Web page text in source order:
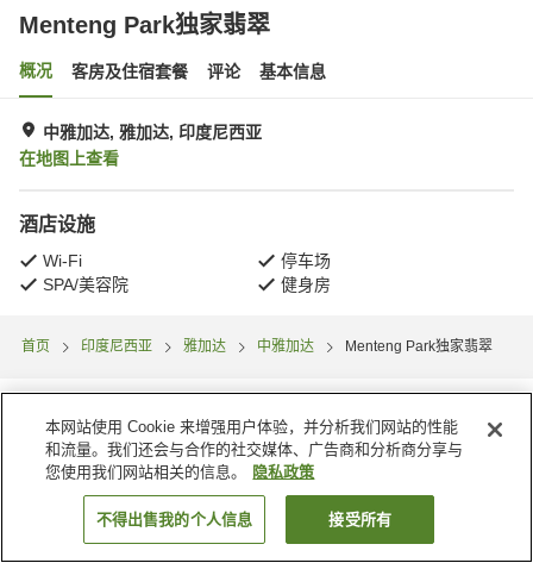
Menteng Park独家翡翠
概况 客房及住宿套餐 评论 基本信息
中雅加达, 雅加达, 印度尼西亚
在地图上查看
酒店设施
Wi-Fi
停车场
SPA/美容院
健身房
首页 印度尼西亚 雅加达 中雅加达 Menteng Park独家翡翠
搜索客房
本网站使用 Cookie 来增强用户体验，并分析我们网站的性能
和流量。我们还会与合作的社交媒体、广告商和分析商分享与
您使用我们网站相关的信息。
隐私政策
不得出售我的个人信息 接受所有